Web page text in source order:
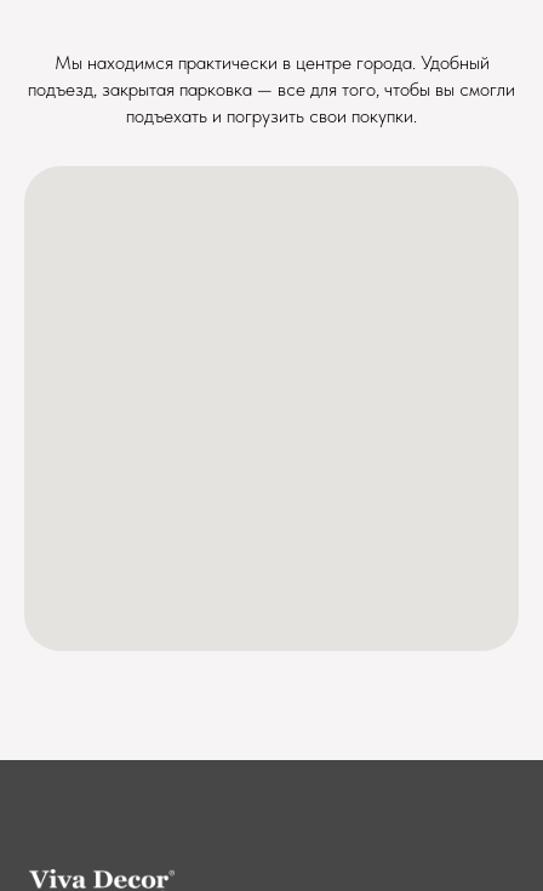
Мы находимся практически в центре города. Удобный
подъезд, закрытая парковка — все для того, чтобы вы смогли
подъехать и погрузить свои покупки.